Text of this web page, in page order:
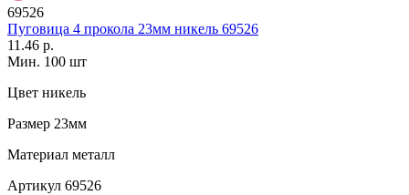
69526
Пуговица 4 прокола 23мм никель 69526
11.46 р.
Мин. 100 шт
Цвет никель
Размер 23мм
Материал металл
Артикул 69526